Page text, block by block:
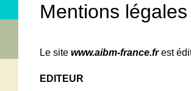
Mentions légales
Le site www.aibm-france.frest
EDITEUR